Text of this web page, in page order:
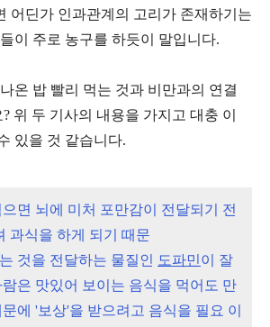
어딘가 인과관계의 고리가 존재하기는
이 주로 농구를 하듯이 말입니다.
온 밥 빨리 먹는 것과 비만과의 연결
위 두 기사의 내용을 가지고 대충 이
있을 것 같습니다.
면 뇌에 미처 포만감이 전달되기 전
과식을 하게 되기 때문
것을 전달하는 물질인 도파민 이 잘
은 맛있어 보이는 음식을 먹어도 만
에 '보상'을 받으려고 음식을 필요 이